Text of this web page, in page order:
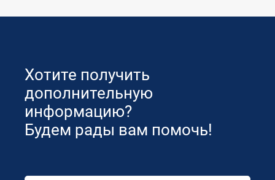
Хотите получить
дополнительную
информацию?
Будем рады вам помочь!